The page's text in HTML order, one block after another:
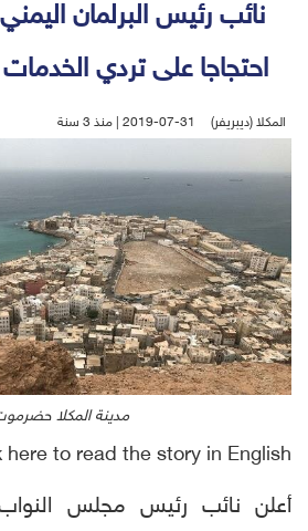
نائب رئيس البرلمان
احتجاجا على تردي
المكلا (ديبريفر) 2019-07-31 | منذ 3 سنة
مدينة المكلا
here to read the story in English
أعلن نائب رئيس مجلس النواب